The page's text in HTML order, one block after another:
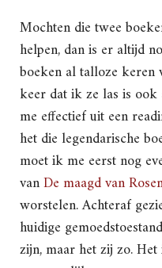
Mochten die twee
helpen, dan is er altijd
boeken al talloze keren
keer dat ik ze las is ook
me effectief uit een
het die legendarische
moet ik me eerst nog
vanDe maagd van
worstelen. Achteraf
huidige
zijn, maar het zij zo.